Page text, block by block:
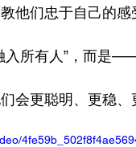
他们忠于自己的
入所有人”，而是
会更聪明、更稳、